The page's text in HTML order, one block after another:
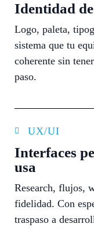
Identidad
Logo, paleta,
sistema que tu
coherente sin
paso.
UX/UI
Interfaces
usa
Research, flujos,
fidelidad. Con
traspaso a